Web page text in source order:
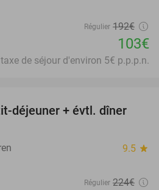
Régulier 192€
103€
de séjour d'environ 5€ p.p.p.n.
51%
déjeuner + évtl. dîner
9.5 star
Régulier 224€